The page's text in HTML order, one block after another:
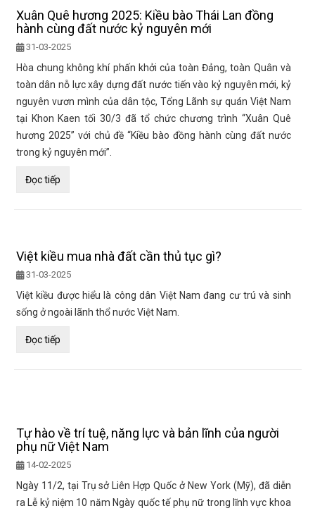
Xuân Quê hương 2025: Kiều bào Thái Lan đồng
hành cùng đất nước kỷ nguyên mới
31-03-2025
Hòa chung không khí phấn khởi của toàn Đảng, toàn Quân và
toàn dân nỗ lực xây dựng đất nước tiến vào kỷ nguyên mới, kỷ
nguyên vươn mình của dân tộc, Tổng Lãnh sự quán Việt Nam
tại Khon Kaen tối 30/3 đã tổ chức chương trình “Xuân Quê
hương 2025” với chủ đề “Kiều bào đồng hành cùng đất nước
trong kỷ nguyên mới”.
Đọc tiếp
Việt kiều mua nhà đất cần thủ tục gì?
31-03-2025
Việt kiều được hiểu là công dân Việt Nam đang cư trú và sinh
sống ở ngoài lãnh thổ nước Việt Nam.
Đọc tiếp
Tự hào về trí tuệ, năng lực và bản lĩnh của người
phụ nữ Việt Nam
14-02-2025
Ngày 11/2, tại Trụ sở Liên Hợp Quốc ở New York (Mỹ), đã diễn
ra Lễ kỷ niệm 10 năm Ngày quốc tế phụ nữ trong lĩnh vực khoa